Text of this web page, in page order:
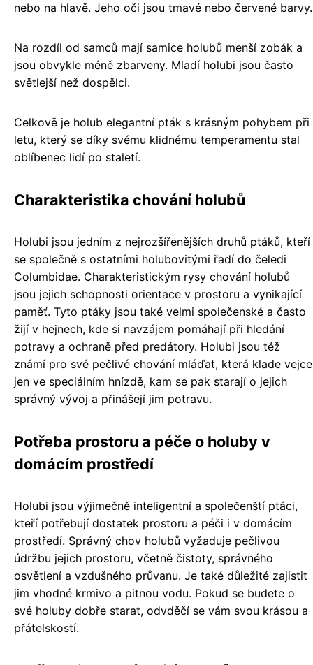
nebo na hlavě. Jeho oči jsou tmavé nebo červené barvy.
Na rozdíl od samců mají samice holubů menší zobák a
jsou obvykle méně zbarveny. Mladí holubi jsou často
světlejší než dospělci.
Celkově je holub elegantní pták s krásným pohybem při
letu, který se díky svému klidnému temperamentu stal
oblíbenec lidí po staletí.
Charakteristika chování holubů
Holubi jsou jedním z nejrozšířenějších druhů ptáků, kteří
se společně s ostatními holubovitými řadí do čeledi
Columbidae. Charakteristickým rysy chování holubů
jsou jejich schopnosti orientace v prostoru a vynikající
paměť. Tyto ptáky jsou také velmi společenské a často
žijí v hejnech, kde si navzájem pomáhají při hledání
potravy a ochraně před predátory. Holubi jsou též
známí pro své pečlivé chování mláďat, která klade vejce
jen ve speciálním hnízdě, kam se pak starají o jejich
správný vývoj a přinášejí jim potravu.
Potřeba prostoru a péče o holuby v
domácím prostředí
Holubi jsou výjimečně inteligentní a společenští ptáci,
kteří potřebují dostatek prostoru a péči i v domácím
prostředí. Správný chov holubů vyžaduje pečlivou
údržbu jejich prostoru, včetně čistoty, správného
osvětlení a vzdušného průvanu. Je také důležité zajistit
jim vhodné krmivo a pitnou vodu. Pokud se budete o
své holuby dobře starat, odvděčí se vám svou krásou a
přátelskostí.